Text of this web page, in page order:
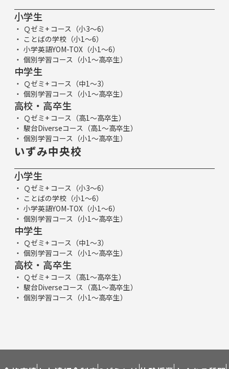
小学生
Ｑゼミ+ コース（小3～6）
ことばの学校（小1～6）
小学英語YOM-TOX（小1～6）
個別学習コース（小1～高卒生）
中学生
Ｑゼミ+ コース（中1～3）
個別学習コース（小1～高卒生）
高校・高卒生
Ｑゼミ+ コース（高1～高卒生）
駿台Diverseコース（高1～高卒生）
個別学習コース（小1～高卒生）
いずみ中央校
小学生
Ｑゼミ+ コース（小3～6）
ことばの学校（小1～6）
小学英語YOM-TOX（小1～6）
個別学習コース（小1～高卒生）
中学生
Ｑゼミ+ コース（中1～3）
個別学習コース（小1～高卒生）
高校・高卒生
Ｑゼミ+ コース（高1～高卒生）
駿台Diverseコース（高1～高卒生）
個別学習コース（小1～高卒生）